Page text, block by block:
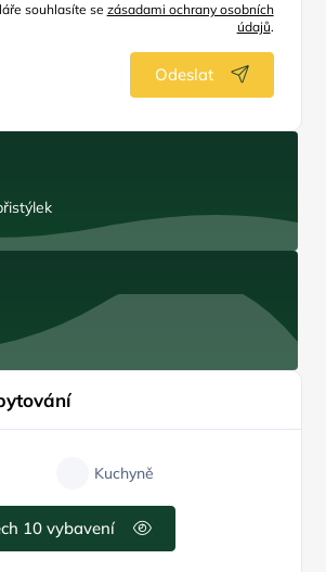
souhlasíte se zásadami ochrany osobních
údajů.
Odeslat
Kuchyně
10 vybavení